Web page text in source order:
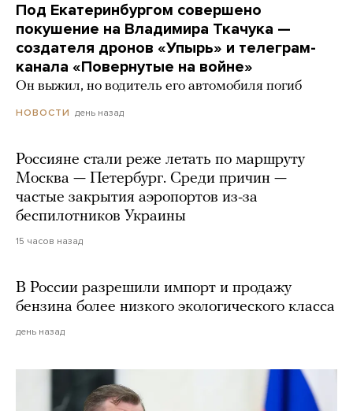
Под Екатеринбургом совершено
покушение на Владимира Ткачука —
создателя дронов «Упырь» и телеграм-
канала «Повернутые на войне»
Он выжил, но водитель его автомобиля погиб
НОВОСТИ день назад
Россияне стали реже летать по маршруту
Москва — Петербург. Среди причин —
частые закрытия аэропортов из-за
беспилотников Украины
15 часов назад
В России разрешили импорт и продажу
бензина более низкого экологического класса
день назад